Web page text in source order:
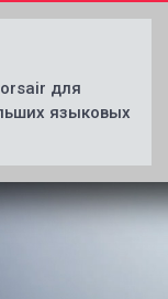
для
языковых